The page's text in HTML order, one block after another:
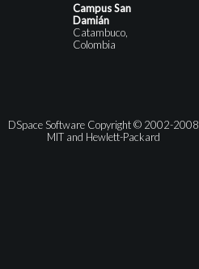
Campus San
Damián
Catambuco,
Colombia
DSpace Software Copyright © 2002-2008
MIT and Hewlett-Packard